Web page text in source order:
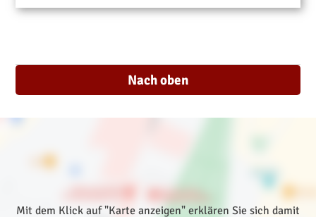
Nach oben
Mit dem Klick auf "Karte anzeigen" erklären Sie sich damit